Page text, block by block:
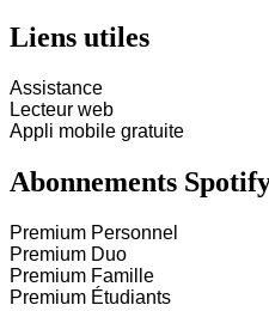
Liens utiles
Assistance
Lecteur web
Appli mobile gratuite
Abonnements
Premium Personnel
Premium Duo
Premium Famille
Premium Étudiants